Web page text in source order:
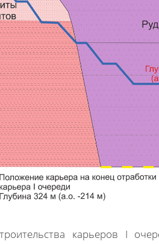
карьеров I